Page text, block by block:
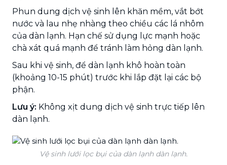
Phun dung dịch vệ sinh lên khăn mềm, vắt bớt
nước và lau nhẹ nhàng theo chiều các lá nhôm
của dàn lạnh. Hạn chế sử dụng lực mạnh hoặc
chà xát quá mạnh để tránh làm hỏng dàn lạnh.
Sau khi vệ sinh, để dàn lạnh khô hoàn toàn
(khoảng 10-15 phút) trước khi lắp đặt lại các bộ
phận.
Lưu ý: Không xịt dung dịch vệ sinh trực tiếp lên
dàn lạnh.
Vệ sinh lưới lọc bụi của dàn lạnh dàn lạnh.